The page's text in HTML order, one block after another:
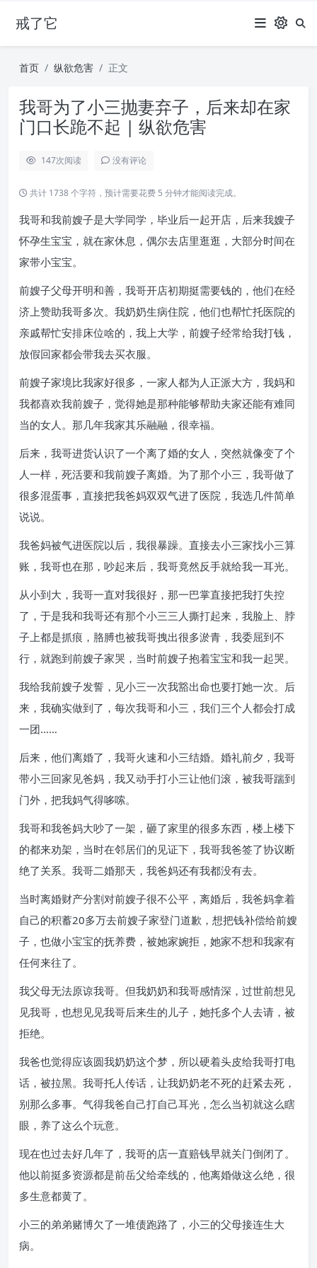
戒了它
首页 纵欲危害 正文
我哥为了小三抛妻弃子，后来却在家
门口长跪不起 | 纵欲危害
147次阅读 没有评论
共计 1738 个字符，预计需要花费 5 分钟才能阅读完成。
我哥和我前嫂子是大学同学，毕业后一起开店，后来我嫂子
怀孕生宝宝，就在家休息，偶尔去店里逛逛，大部分时间在
家带小宝宝。
前嫂子父母开明和善，我哥开店初期挺需要钱的，他们在经
济上赞助我哥多次。我奶奶生病住院，他们也帮忙托医院的
亲戚帮忙安排床位啥的，我上大学，前嫂子经常给我打钱，
放假回家都会带我去买衣服。
前嫂子家境比我家好很多，一家人都为人正派大方，我妈和
我都喜欢我前嫂子，觉得她是那种能够帮助夫家还能有难同
当的女人。那几年我家其乐融融，很幸福。
后来，我哥进货认识了一个离了婚的女人，突然就像变了个
人一样，死活要和我前嫂子离婚。为了那个小三，我哥做了
很多混蛋事，直接把我爸妈双双气进了医院，我选几件简单
说说。
我爸妈被气进医院以后，我很暴躁。直接去小三家找小三算
账，我哥也在那，吵起来后，我哥竟然反手就给我一耳光。
从小到大，我哥一直对我很好，那一巴掌直接把我打失控
了，于是我和我哥还有那个小三三人撕打起来，我脸上、脖
子上都是抓痕，胳膊也被我哥拽出很多淤青，我委屈到不
行，就跑到前嫂子家哭，当时前嫂子抱着宝宝和我一起哭。
我给我前嫂子发誓，见小三一次我豁出命也要打她一次。后
来，我确实做到了，每次我哥和小三，我们三个人都会打成
一团……
后来，他们离婚了，我哥火速和小三结婚。婚礼前夕，我哥
带小三回家见爸妈，我又动手打小三让他们滚，被我哥踹到
门外，把我妈气得哆嗦。
我哥和我爸妈大吵了一架，砸了家里的很多东西，楼上楼下
的都来劝架，当时在邻居们的见证下，我哥我爸签了协议断
绝了关系。我哥二婚那天，我爸妈还有我都没有去。
当时离婚财产分割对前嫂子很不公平，离婚后，我爸妈拿着
自己的积蓄20多万去前嫂子家登门道歉，想把钱补偿给前嫂
子，也做小宝宝的抚养费，被她家婉拒，她家不想和我家有
任何来往了。
我父母无法原谅我哥。但我奶奶和我哥感情深，过世前想见
见我哥，也想见见我哥后来生的儿子，她托多个人去请，被
拒绝。
我爸也觉得应该圆我奶奶这个梦，所以硬着头皮给我哥打电
话，被拉黑。我哥托人传话，让我奶奶老不死的赶紧去死，
别那么多事。气得我爸自己打自己耳光，怎么当初就这么瞎
眼，养了这么个玩意。
现在也过去好几年了，我哥的店一直赔钱早就关门倒闭了。
他以前挺多资源都是前岳父给牵线的，他离婚做这么绝，很
多生意都黄了。
小三的弟弟赌博欠了一堆债跑路了，小三的父母接连生大
病。